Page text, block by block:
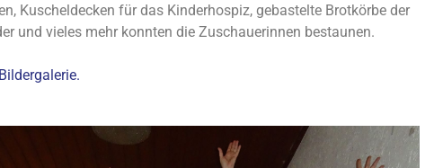
Kuscheldecken für das Kinderhospiz, gebastelte Brotkörbe der
und vieles mehr konnten die Zuschauerinnen bestaunen.